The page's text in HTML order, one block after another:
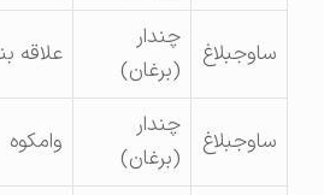
ساوجبلاغ
چندار
(برغان)
علاقه بند
ساوجبلاغ
چندار
(برغان)
وامکوه